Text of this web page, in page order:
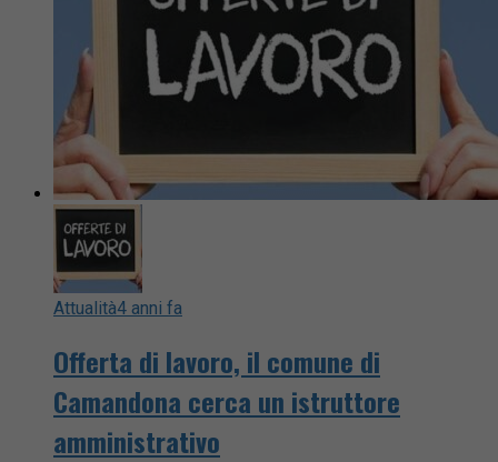
Attualità4 anni fa
Offerta di lavoro, il comune di
Camandona cerca un istruttore
amministrativo